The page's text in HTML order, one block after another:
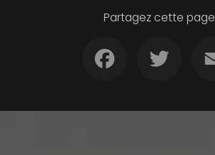
Partagez cette page